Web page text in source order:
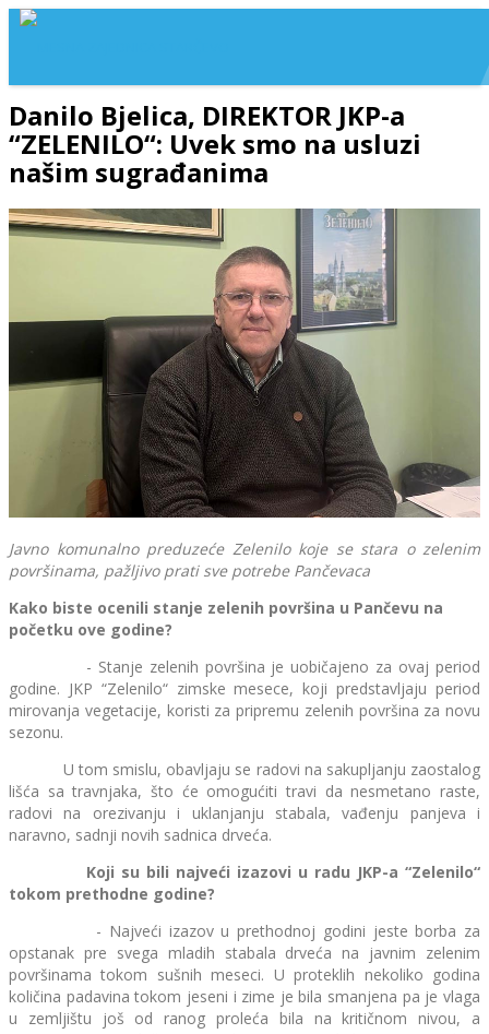
Danilo Bjelica, DIREKTOR JKP-a
“ZELENILO“: Uvek smo na usluzi
našim sugrađanima
Javno komunalno preduzeće Zelenilo koje se stara o zelenim
površinama, pažljivo prati sve potrebe Pančevaca
Kako biste ocenili stanje zelenih površina u Pančevu na
početku ove godine?
- Stanje zelenih površina je uobičajeno za ovaj period
godine. JKP “Zelenilo“ zimske mesece, koji predstavljaju period
mirovanja vegetacije, koristi za pripremu zelenih površina za novu
sezonu.
U tom smislu, obavljaju se radovi na sakupljanju zaostalog
lišća sa travnjaka, što će omogućiti travi da nesmetano raste,
radovi na orezivanju i uklanjanju stabala, vađenju panjeva i
naravno, sadnji novih sadnica drveća.
Koji su bili najveći izazovi u radu JKP-a “Zelenilo“
tokom prethodne godine?
- Najveći izazov u prethodnoj godini jeste borba za
opstanak pre svega mladih stabala drveća na javnim zelenim
površinama tokom sušnih meseci. U proteklih nekoliko godina
količina padavina tokom jeseni i zime je bila smanjena pa je vlaga
u zemljištu još od ranog proleća bila na kritičnom nivou, a